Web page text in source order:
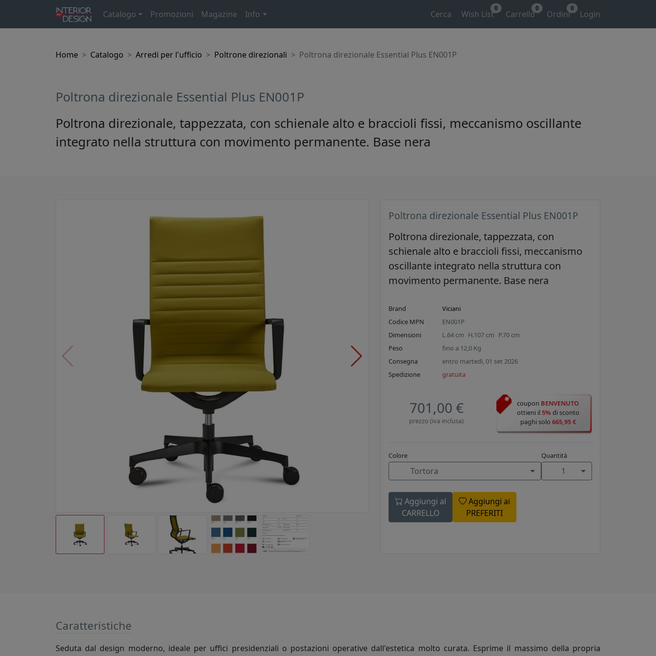
Catalogo Promozioni Magazine Info Cerca Wish List
0
Carrello
0
Ordini
0
Login
Home Catalogo Arredi per l'ufficio Poltrone direzionali Poltrona direzionale Essential Plus EN001P
Poltrona direzionale Essential Plus EN001P
Poltrona direzionale, tappezzata, con schienale alto e braccioli fissi, meccanismo oscillante
integrato nella struttura con movimento permanente. Base nera
Poltrona direzionale Essential Plus EN001P
Poltrona direzionale, tappezzata, con
schienale alto e braccioli fissi, meccanismo
oscillante integrato nella struttura con
movimento permanente. Base nera
Brand
Viciani
Codice MPN
EN001P
Dimensioni
L.64 cm H.107 cm P.70 cm
Peso
fino a 12,0 Kg
Consegna
entro martedì, 01 set 2026
Spedizione
gratuita
701,00 €
prezzo (iva inclusa)
coupon BENVENUTO
ottieni il5% di sconto
paghi solo 665,95 €
Colore
Tortora
Quantità
1
Aggiungi al
CARRELLO
Aggiungi ai
PREFERITI
Caratteristiche
Seduta dal design moderno, ideale per uffici presidenziali o postazioni operative dall'estetica molto curata. Esprime il massimo della propria